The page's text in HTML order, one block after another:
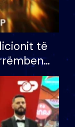
të
eurosh